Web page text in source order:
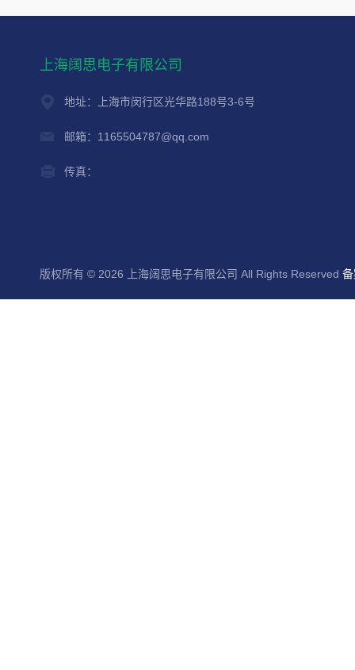
上海阔思电子有限公司
地址：上海市闵行区光华路188号3-6号
邮箱：1165504787@qq.com
传真：
版权所有 © 2026 上海阔思电子有限公司 All Rights Reserved